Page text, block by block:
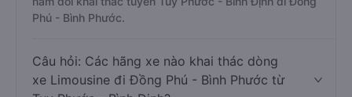
Phú - Bình Phước.
Câu hỏi: Các hãng xe nào khai thác dòng
xe Limousine đi Đồng Phú - Bình Phước từ